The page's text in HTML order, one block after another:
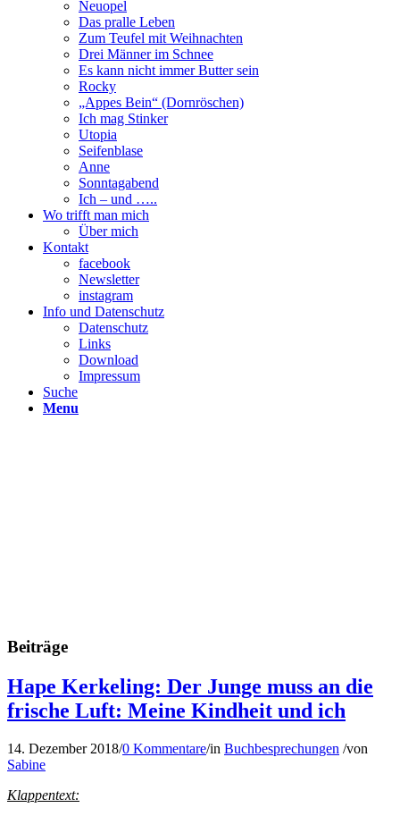
Neuopel
Das pralle Leben
Zum Teufel mit Weihnachten
Drei Männer im Schnee
Es kann nicht immer Butter sein
Rocky
„Appes Bein“ (Dornröschen)
Ich mag Stinker
Utopia
Seifenblase
Anne
Sonntagabend
Ich – und …..
Wo trifft man mich
Über mich
Kontakt
facebook
Newsletter
instagram
Info und Datenschutz
Datenschutz
Links
Download
Impressum
Suche
Menu
Beiträge
Hape Kerkeling: Der Junge muss an die
frische Luft: Meine Kindheit und ich
14. Dezember 2018/0 Kommentare/in Buchbesprechungen /von
Sabine
Klappentext: